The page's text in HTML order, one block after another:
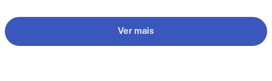
Ver mais